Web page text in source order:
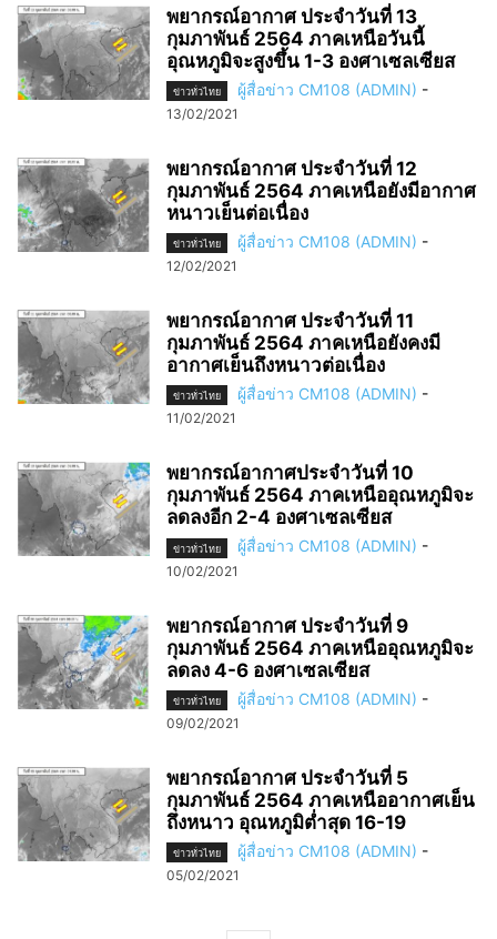
พยากรณ์อากาศ ประจำวันที่ 13
กุมภาพันธ์ 2564 ภาคเหนือวันนี้
อุณหภูมิจะสูงขึ้น 1-3 องศาเซลเซียส
ข่าวทั่วไทย ผู้สื่อข่าว CM108 (ADMIN) -
13/02/2021
พยากรณ์อากาศ ประจำวันที่ 12
กุมภาพันธ์ 2564 ภาคเหนือยังมีอากาศ
หนาวเย็นต่อเนื่อง
ข่าวทั่วไทย ผู้สื่อข่าว CM108 (ADMIN) -
12/02/2021
พยากรณ์อากาศ ประจำวันที่ 11
กุมภาพันธ์ 2564 ภาคเหนือยังคงมี
อากาศเย็นถึงหนาวต่อเนื่อง
ข่าวทั่วไทย ผู้สื่อข่าว CM108 (ADMIN) -
11/02/2021
พยากรณ์อากาศประจำวันที่ 10
กุมภาพันธ์ 2564 ภาคเหนืออุณหภูมิจะ
ลดลงอีก 2-4 องศาเซลเซียส
ข่าวทั่วไทย ผู้สื่อข่าว CM108 (ADMIN) -
10/02/2021
พยากรณ์อากาศ ประจำวันที่ 9
กุมภาพันธ์ 2564 ภาคเหนืออุณหภูมิจะ
ลดลง 4-6 องศาเซลเซียส
ข่าวทั่วไทย ผู้สื่อข่าว CM108 (ADMIN) -
09/02/2021
พยากรณ์อากาศ ประจำวันที่ 5
กุมภาพันธ์ 2564 ภาคเหนืออากาศเย็น
ถึงหนาว อุณหภูมิต่ำสุด 16-19
ข่าวทั่วไทย ผู้สื่อข่าว CM108 (ADMIN) -
05/02/2021